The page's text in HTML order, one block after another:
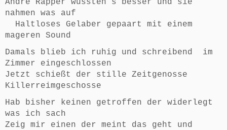
Andre Rapper wussten‘s besser und sie
nahmen was auf
Haltloses Gelaber gepaart mit einem
mageren Sound
Damals blieb ich ruhig und schreibend im
Zimmer eingeschlossen
Jetzt schießt der stille Zeitgenosse
Killerreimgeschosse
Hab bisher keinen getroffen der widerlegt
was ich sach
Zeig mir einen der meint das geht und